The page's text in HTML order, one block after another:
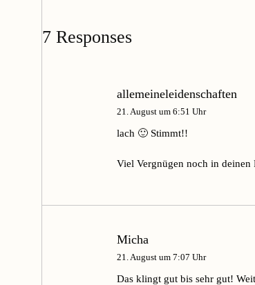
7 Responses
allemeineleidenschaften
21. August um 6:51 Uhr
lach 🙂 Stimmt!!
Viel Vergnügen noch in deinen
Micha
21. August um 7:07 Uhr
Das klingt gut bis sehr gut!